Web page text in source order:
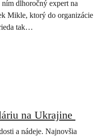
ním dlhoročný expert na
Mikle, ktorý do organizácie
tak…
na Ukrajine
a nádeje. Najnovšia